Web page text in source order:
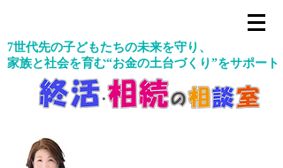
7世代先の子どもたちの未来を守り、
家族と社会を育む“お金の土台づくり”をサポート